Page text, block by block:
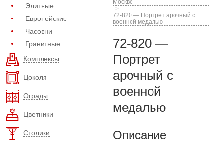
Элитные
Европейские
Часовни
Гранитные
Комплексы
Цоколя
Ограды
Цветники
Столики
Москве
72-820 — Портрет арочный с
военной медалью
72-820 —
Портрет
арочный с
военной
медалью
Описание